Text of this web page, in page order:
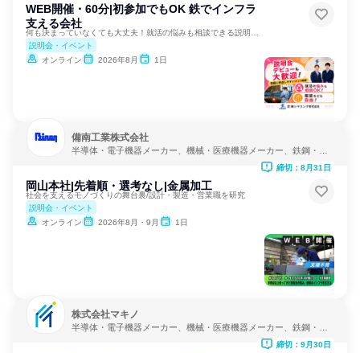
WEB開催・60分|初参加でもOK 鉄でインフラ
支える会社
説明会・イベント
オンライン
2026年8月 1日
備南工業株式会社
半導体・電子機器メーカー、機械・医療機器メーカー、鉄鋼・金
岡山本社|先着順・選考なし|金属加工
社会を支えるモノづくりの舞台裏/設計・製造・営業職を研究
説明会・イベント
オンライン
2026年8月・9月 1日
締切：8月31日
株式会社マキノ
半導体・電子機器メーカー、機械・医療機器メーカー、鉄鋼・金
締切：9月30日